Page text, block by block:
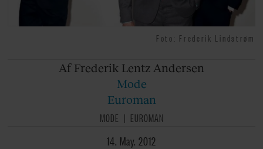
Foto: Frederik Lindstrøm
Af Frederik Lentz Andersen
Mode
Euroman
MODE
EUROMAN
14. May. 2012